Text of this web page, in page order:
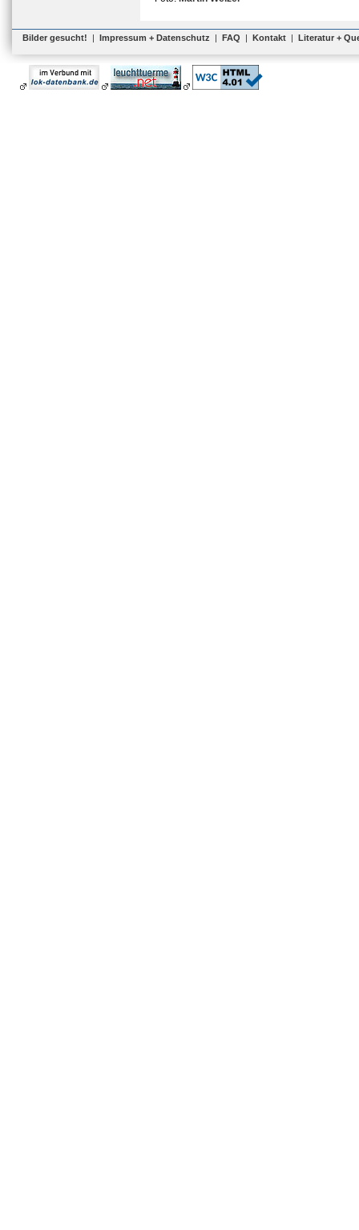
Bilder gesucht! | Impressum + Datenschutz | FAQ | Kontakt | Literatur +